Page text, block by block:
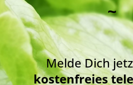
~
Melde Dich
kostenfreies